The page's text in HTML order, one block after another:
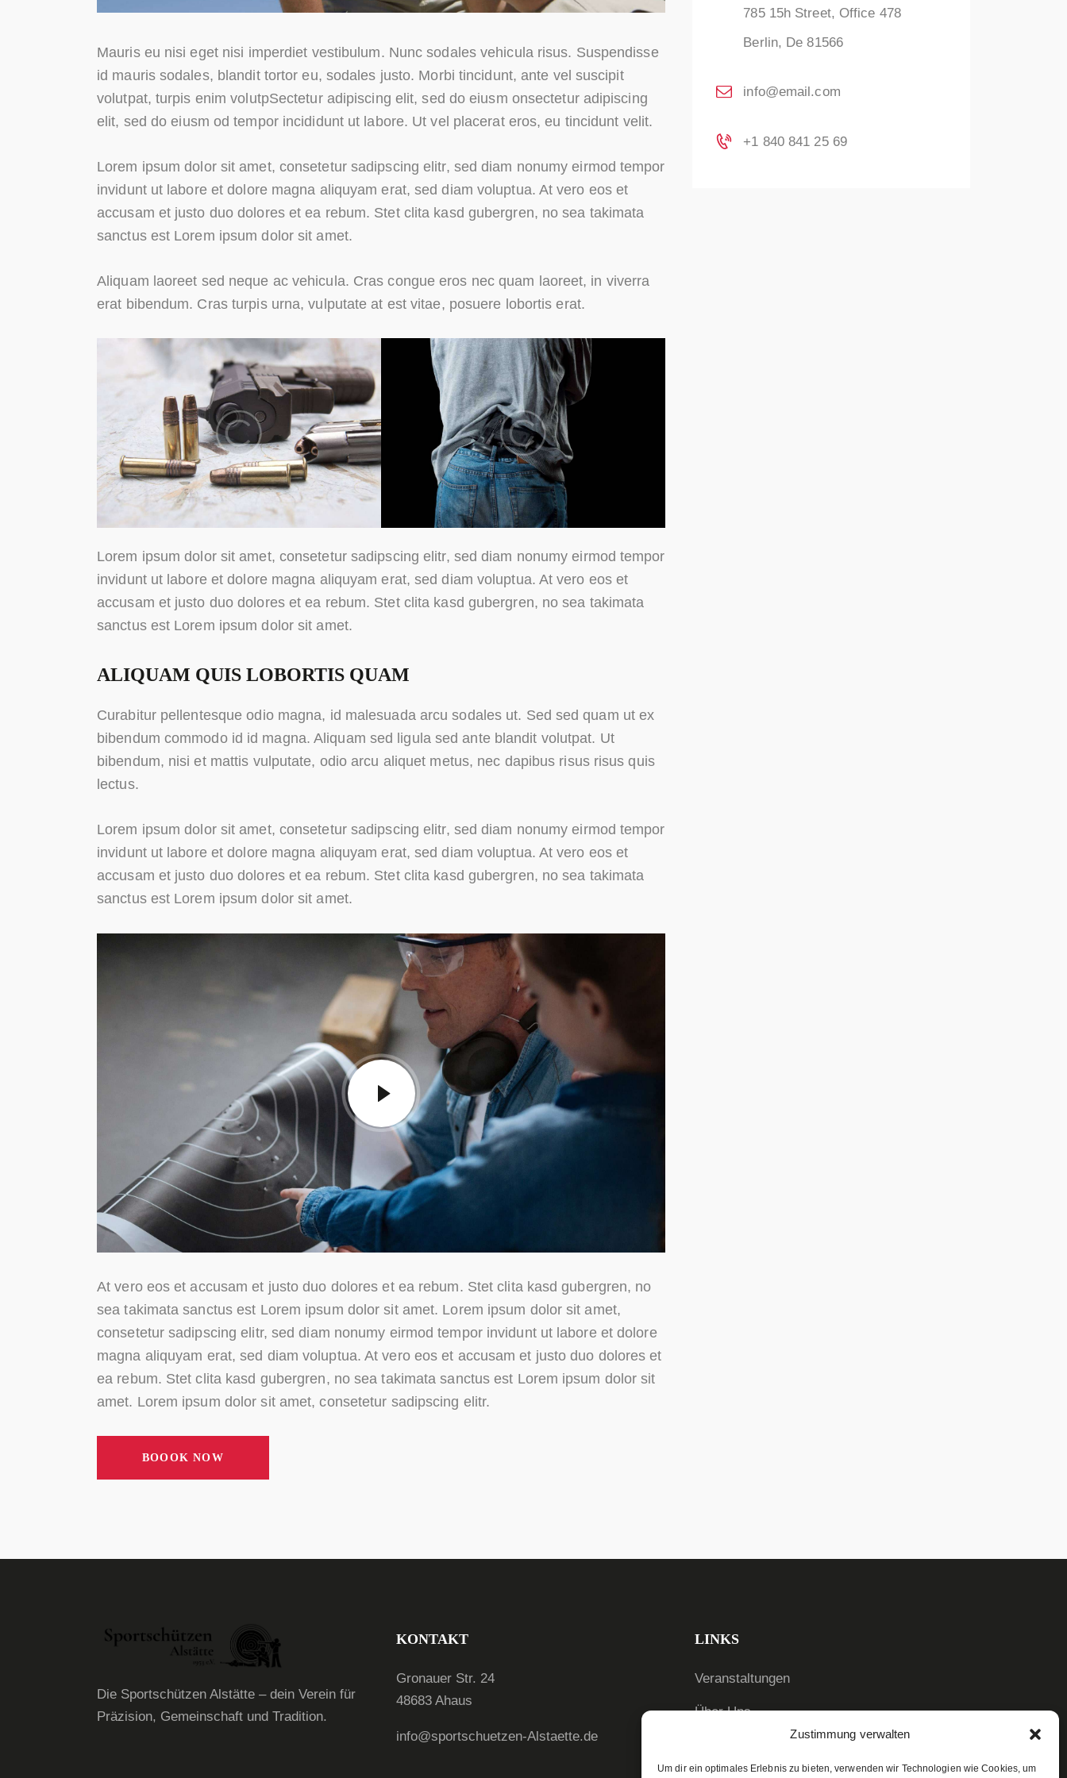
Zustimmung verwalten
Um dir ein optimales Erlebnis zu bieten, verwenden wir Technologien wie Cookies, um
Mauris eu nisi eget nisi imperdiet vestibulum. Nunc sodales vehicula risus. Suspendisse
id mauris sodales, blandit tortor eu, sodales justo. Morbi tincidunt, ante vel suscipit
volutpat, turpis enim volutpSectetur adipiscing elit, sed do eiusm onsectetur adipiscing
elit, sed do eiusm od tempor incididunt ut labore. Ut vel placerat eros, eu tincidunt velit.
Lorem ipsum dolor sit amet, consetetur sadipscing elitr, sed diam nonumy eirmod tempor
invidunt ut labore et dolore magna aliquyam erat, sed diam voluptua. At vero eos et
accusam et justo duo dolores et ea rebum. Stet clita kasd gubergren, no sea takimata
sanctus est Lorem ipsum dolor sit amet.
Aliquam laoreet sed neque ac vehicula. Cras congue eros nec quam laoreet, in viverra
erat bibendum. Cras turpis urna, vulputate at est vitae, posuere lobortis erat.
Lorem ipsum dolor sit amet, consetetur sadipscing elitr, sed diam nonumy eirmod tempor
invidunt ut labore et dolore magna aliquyam erat, sed diam voluptua. At vero eos et
accusam et justo duo dolores et ea rebum. Stet clita kasd gubergren, no sea takimata
sanctus est Lorem ipsum dolor sit amet.
ALIQUAM QUIS LOBORTIS QUAM
Curabitur pellentesque odio magna, id malesuada arcu sodales ut. Sed sed quam ut ex
bibendum commodo id id magna. Aliquam sed ligula sed ante blandit volutpat. Ut
bibendum, nisi et mattis vulputate, odio arcu aliquet metus, nec dapibus risus risus quis
lectus.
Lorem ipsum dolor sit amet, consetetur sadipscing elitr, sed diam nonumy eirmod tempor
invidunt ut labore et dolore magna aliquyam erat, sed diam voluptua. At vero eos et
accusam et justo duo dolores et ea rebum. Stet clita kasd gubergren, no sea takimata
sanctus est Lorem ipsum dolor sit amet.
At vero eos et accusam et justo duo dolores et ea rebum. Stet clita kasd gubergren, no
sea takimata sanctus est Lorem ipsum dolor sit amet. Lorem ipsum dolor sit amet,
consetetur sadipscing elitr, sed diam nonumy eirmod tempor invidunt ut labore et dolore
magna aliquyam erat, sed diam voluptua. At vero eos et accusam et justo duo dolores et
ea rebum. Stet clita kasd gubergren, no sea takimata sanctus est Lorem ipsum dolor sit
amet. Lorem ipsum dolor sit amet, consetetur sadipscing elitr.
BOOOK NOW
785 15h Street, Office 478
Berlin, De 81566
info@email.com
+1 840 841 25 69
Die Sportschützen Alstätte – dein Verein für
Präzision, Gemeinschaft und Tradition.
KONTAKT
Gronauer Str. 24
48683 Ahaus
info@sportschuetzen-Alstaette.de
LINKS
Veranstaltungen
Über Uns